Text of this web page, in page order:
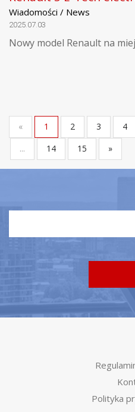
Wiadomości / News
2025.07.03
Nowy model Renault na
« 1 2 3 4
...
14 15 »
Polityka